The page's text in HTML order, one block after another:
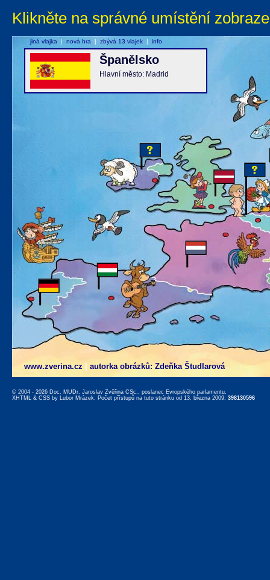
Klikněte na správné umístění
www.zverina.cz autorka obrázků: Zdeňka Študlarová
Španělsko
Hlavní město: Madrid
jiná vlajka | nová hra | zbývá 13 vlajek | info
© 2004 - 2026 Doc. MUDr. Jaroslav Zvěřina CSc., poslanec Evropského parlamentu,
XHTML & CSS by Lubor Mrázek. Počet přístupů na tuto stránku od 13. března 2009: 398130596